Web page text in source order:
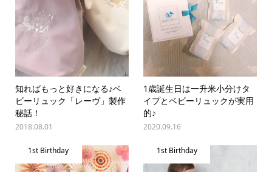
知ればもっと好きになる♪ベ
ビーリュック「レーヴ」製作
秘話！
2018.08.01
1歳誕生日は一升米小分けタ
イプとベビーリュックが実用
的♪
2020.09.16
1st Birthday 1st Birthday